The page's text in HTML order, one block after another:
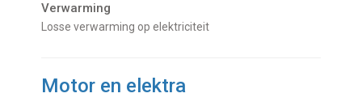
Verwarming
Losse verwarming op elektriciteit
Motor en elektra